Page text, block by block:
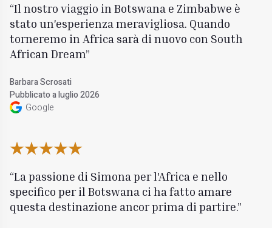
Il nostro viaggio in Botswana e Zimbabwe è
stato un'esperienza meravigliosa. Quando
torneremo in Africa sarà di nuovo con South
African Dream
Barbara Scrosati
Pubblicato a luglio 2026
Google
La passione di Simona per l'Africa e nello
specifico per il Botswana ci ha fatto amare
questa destinazione ancor prima di partire.